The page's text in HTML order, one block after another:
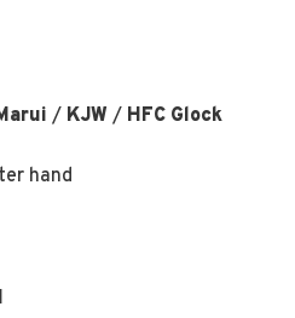
/ KJW / HFC Glock
hand